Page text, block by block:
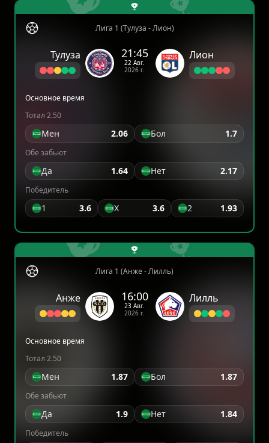
Лига 1 (Тулуза - Лион)
Тулуза 21:45
22 Авг.
2026 г.
Лион
Основное время
Тотал 2.50
Мен 2.06 Бол 1.7
Обе забьют
Да 1.64 Нет 2.17
Победитель
1 3.6 X 3.6 2 1.93
Лига 1 (Анже - Лилль)
Анже 16:00
23 Авг.
2026 г.
Лилль
Основное время
Тотал 2.50
Мен 1.87 Бол 1.87
Обе забьют
Да 1.9 Нет 1.84
Победитель